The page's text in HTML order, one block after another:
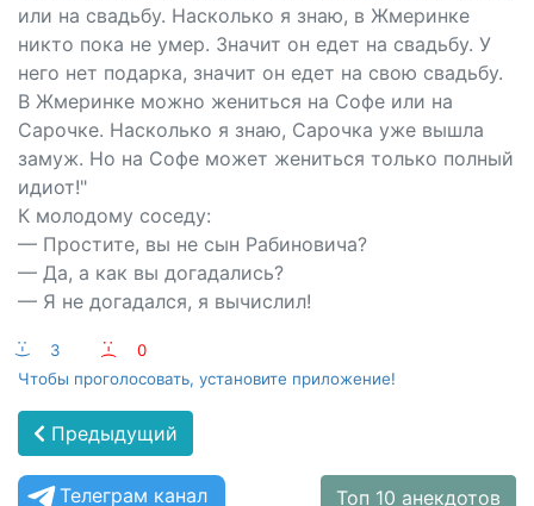
или на свадьбу. Насколько я знаю, в Жмеринке
никто пока не умер. Значит он едет на свадьбу. У
него нет подарка, значит он едет на свою свадьбу.
В Жмеринке можно жениться на Софе или на
Сарочке. Насколько я знаю, Сарочка уже вышла
замуж. Но на Софе может жениться только полный
идиот!"
К молодому соседу:
— Простите, вы не сын Рабиновича?
— Да, а как вы догадались?
— Я не догадался, я вычислил!
:-) 3 :-(
0
Чтобы проголосовать, установите приложение!
Предыдущий
Телеграм канал Топ 10 анекдотов